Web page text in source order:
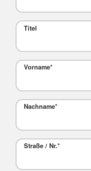
Titel
Vorname*
Nachname*
Straße / Nr.*